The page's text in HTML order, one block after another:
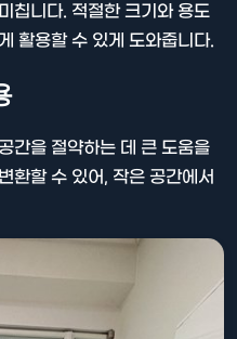
칩니다. 적절한 크기와 용도
활용할 수 있게 도와줍니다.
간을 절약하는 데 큰 도움을
환할 수 있어, 작은 공간에서